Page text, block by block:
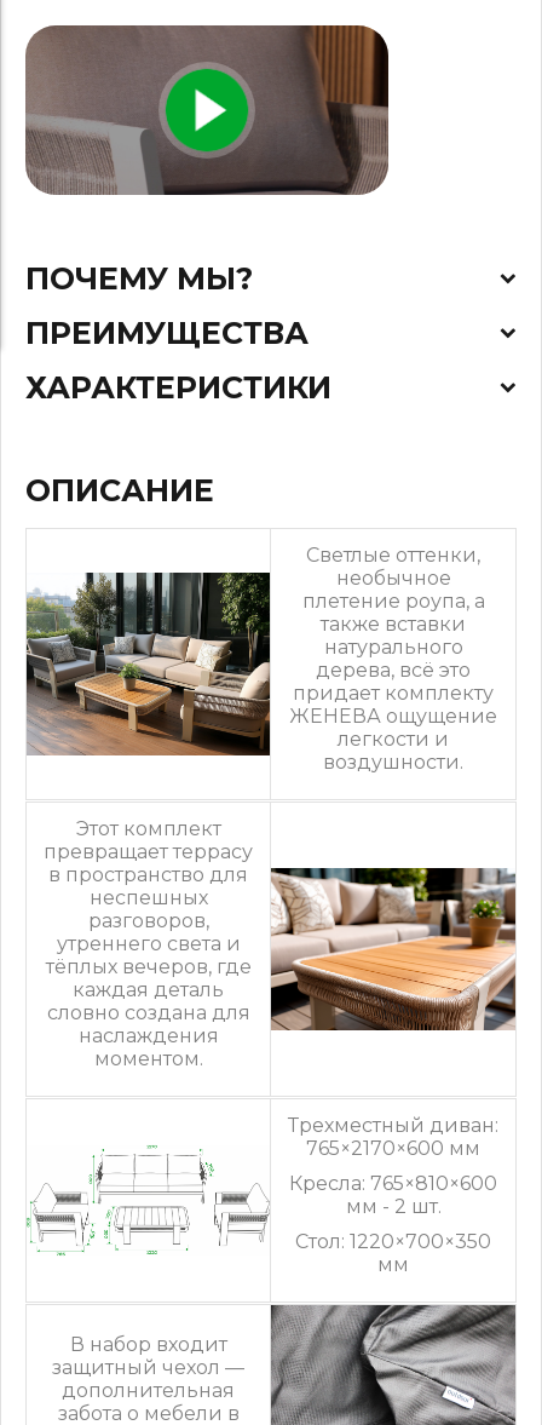
ПОЧЕМУ МЫ?
ПРЕИМУЩЕСТВА
ХАРАКТЕРИСТИКИ
ОПИСАНИЕ
Светлые оттенки,
необычное
плетение роупа, а
также вставки
натурального
дерева, всё это
придает комплекту
ЖЕНЕВА ощущение
легкости и
воздушности.
Этот комплект
превращает террасу
в пространство для
неспешных
разговоров,
утреннего света и
тёплых вечеров, где
каждая деталь
словно создана для
наслаждения
моментом.
Трехместный диван:
765×2170×600 мм
Кресла: 765×810×600
мм - 2 шт.
Стол: 1220×700×350
мм
В набор входит
защитный чехол —
дополнительная
забота о мебели в